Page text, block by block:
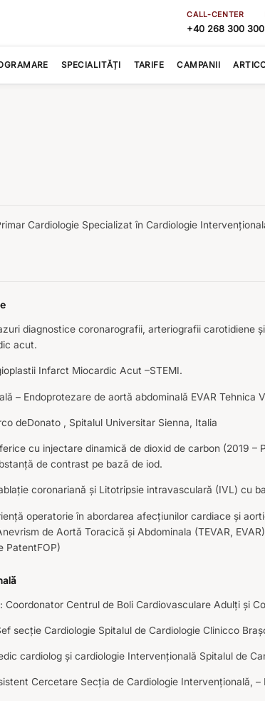
CALL-CENTER
+40 268 300 300
SPECIALITĂȚI TARIFE CAMPANII
Cardiologie Specializat în Cardiologie
diagnostice coronarografii, arteriografii carotidiene
acut.
Infarct Miocardic Acut –STEMI.
– Endoprotezare de aortă abdominală EVAR Tehnica
deDonato , Spitalul Universitar Sienna, Italia
cu injectare dinamică de dioxid de carbon (2019
de contrast pe bază de iod.
coronariană și Litotripsie intravasculară (IVL) cu
operatorie în abordarea afecțiunilor cardiace și
de Aortă Toracică și Abdominala (TEVAR,
PatentFOP)
Coordonator Centrul de Boli Cardiovasculare Adulți și
secție Cardiologie Spitalul de Cardiologie Clinicco
cardiolog și cardiologie Intervențională Spitalul de
Cercetare Secția de Cardiologie Intervențională,